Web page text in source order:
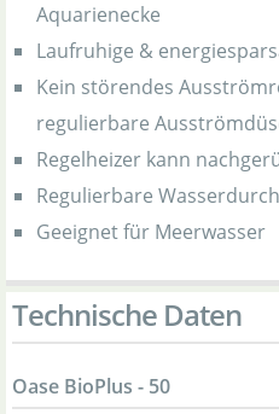
Aquarienecke
Laufruhige &
Kein störendes
regulierbare
Regelheizer kann
Regulierbare
Geeignet für Meerwasser
Technische Daten
Oase BioPlus - 50